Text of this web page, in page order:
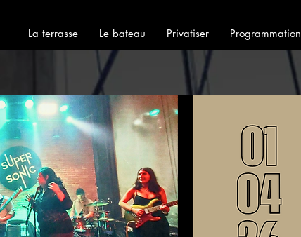
La terrasse Le bateau Privatiser Programmation